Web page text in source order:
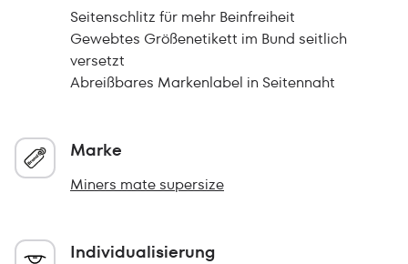
Seitenschlitz für mehr Beinfreiheit
Gewebtes Größenetikett im Bund seitlich
versetzt
Abreißbares Markenlabel in Seitennaht
Marke
Miners mate supersize
Individualisierung